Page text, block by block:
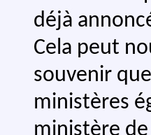
déjà
Cela peut
souvenir
ministères
ministère